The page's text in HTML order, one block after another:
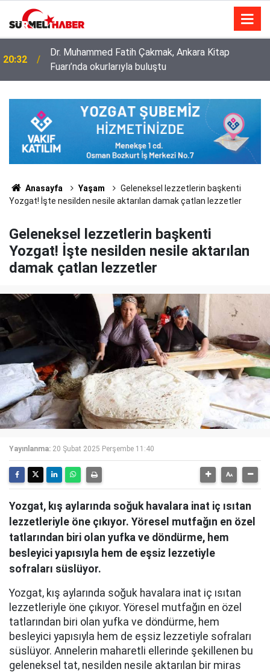
20:32
Dr. Muhammed Fatih Çakmak, Ankara Kitap
Fuarı’nda okurlarıyla buluştu
14:52
Diyanet İşleri Başkanlığı ile Türkiye Diyanet Vakfı
milyonları sevindirdi
Anasayfa Yaşam
Geleneksel lezzetlerin başkenti
Yozgat! İşte nesilden nesile aktarılan damak çatlan lezzetler
Geleneksel lezzetlerin başkenti
Yozgat! İşte nesilden nesile aktarılan
damak çatlan lezzetler
Yayınlanma: 20 Şubat 2025 Perşembe 11:40
Yozgat, kış aylarında soğuk havalara inat iç ısıtan
lezzetleriyle öne çıkıyor. Yöresel mutfağın en özel
tatlarından biri olan yufka ve döndürme, hem
besleyici yapısıyla hem de eşsiz lezzetiyle
sofraları süslüyor.
Yozgat, kış aylarında soğuk havalara inat iç ısıtan
lezzetleriyle öne çıkıyor. Yöresel mutfağın en özel
tatlarından biri olan yufka ve döndürme, hem
besleyici yapısıyla hem de eşsiz lezzetiyle sofraları
süslüyor. Annelerin maharetli ellerinde şekillenen bu
geleneksel tat, nesilden nesile aktarılan bir miras